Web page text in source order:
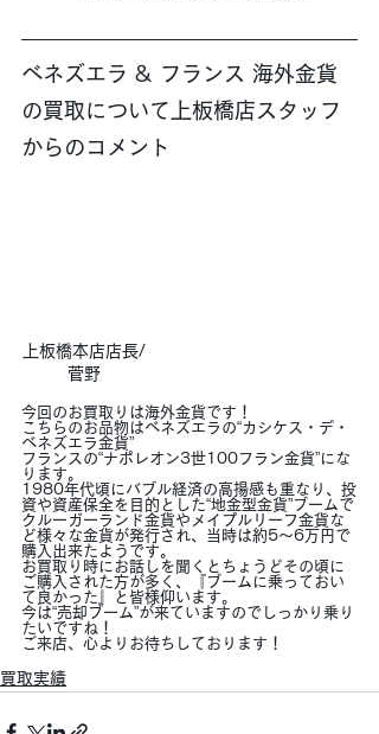
ベネズエラ & フランス 海外金貨
の買取について上板橋店スタッフ
からのコメント
上板橋本店店長/
菅野
今回のお買取りは海外金貨です！
こちらのお品物はベネズエラの“カシケス・デ・
ベネズエラ金貨”
フランスの“ナポレオン3世100フラン金貨”にな
ります。
1980年代頃にバブル経済の高揚感も重なり、投
資や資産保全を目的とした“地金型金貨”ブームで
クルーガーランド金貨やメイプルリーフ金貨な
ど様々な金貨が発行され、当時は約5～6万円で
購入出来たようです。
お買取り時にお話しを聞くとちょうどその頃に
ご購入された方が多く、『ブームに乗っておい
て良かった』と皆様仰います。
今は“売却ブーム”が来ていますのでしっかり乗り
たいですね！
ご来店、心よりお待ちしております！
買取実績